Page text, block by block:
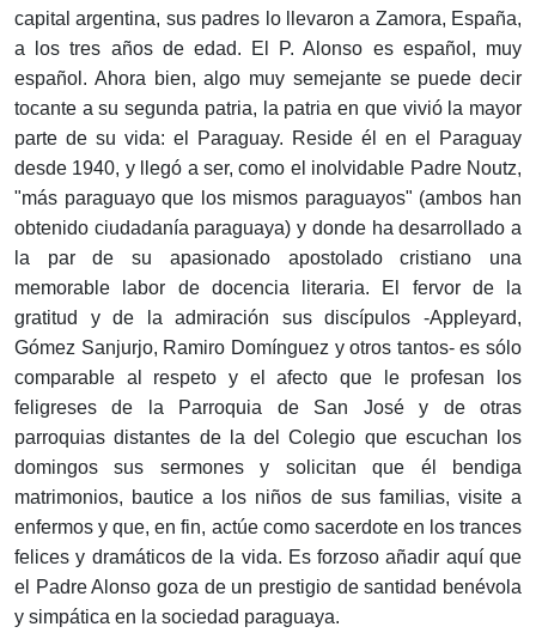
capital argentina, sus padres lo llevaron a Zamora, España,
a los tres años de edad. El P. Alonso es español, muy
español. Ahora bien, algo muy semejante se puede decir
tocante a su segunda patria, la patria en que vivió la mayor
parte de su vida: el Paraguay. Reside él en el Paraguay
desde 1940, y llegó a ser, como el inolvidable Padre Noutz,
"más paraguayo que los mismos paraguayos" (ambos han
obtenido ciudadanía paraguaya) y donde ha desarrollado a
la par de su apasionado apostolado cristiano una
memorable labor de docencia literaria. El fervor de la
gratitud y de la admiración sus discípulos -Appleyard,
Gómez Sanjurjo, Ramiro Domínguez y otros tantos- es sólo
comparable al respeto y el afecto que le profesan los
feligreses de la Parroquia de San José y de otras
parroquias distantes de la del Colegio que escuchan los
domingos sus sermones y solicitan que él bendiga
matrimonios, bautice a los niños de sus familias, visite a
enfermos y que, en fin, actúe como sacerdote en los trances
felices y dramáticos de la vida. Es forzoso añadir aquí que
el Padre Alonso goza de un prestigio de santidad benévola
y simpática en la sociedad paraguaya.